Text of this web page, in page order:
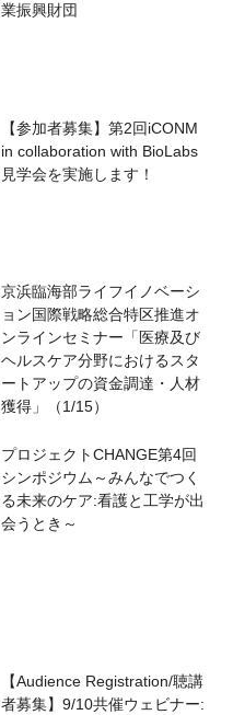
業振興財団
【参加者募集】第2回iCONM
in collaboration with BioLabs
見学会を実施します！
京浜臨海部ライフイノベーシ
ョン国際戦略総合特区推進オ
ンラインセミナー「医療及び
ヘルスケア分野におけるスタ
ートアップの資金調達・人材
獲得」（1/15）
プロジェクトCHANGE第4回
シンポジウム～みんなでつく
る未来のケア:看護と工学が出
会うとき～
【Audience Registration/聴講
者募集】9/10共催ウェビナー: